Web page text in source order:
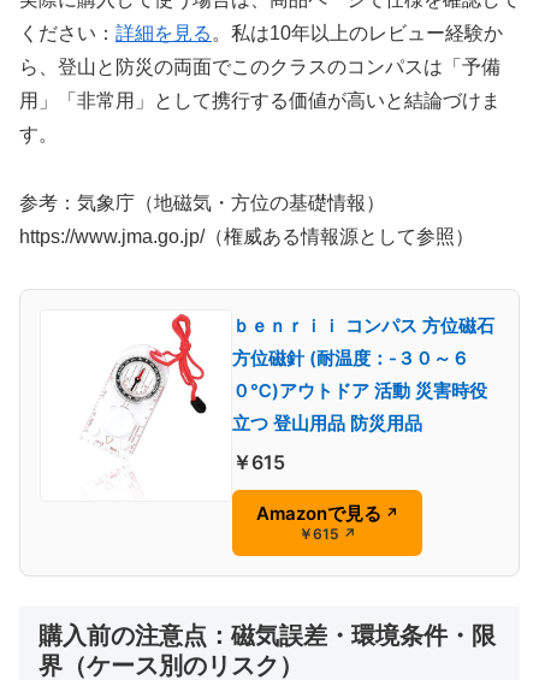
ください： 詳細を見る。私は10年以上のレビュー経験か
ら、登山と防災の両面でこのクラスのコンパスは「予備
用」「非常用」として携行する価値が高いと結論づけま
す。
参考：気象庁（地磁気・方位の基礎情報）
https://www.jma.go.jp/（権威ある情報源として参照）
ｂｅｎｒｉｉ コンパス 方位磁石
方位磁針 (耐温度：-３０～６
０℃)アウトドア 活動 災害時役
立つ 登山用品 防災用品
￥615
Amazonで見る ↗
￥615 ↗
購入前の注意点：磁気誤差・環境条件・限
界（ケース別のリスク）